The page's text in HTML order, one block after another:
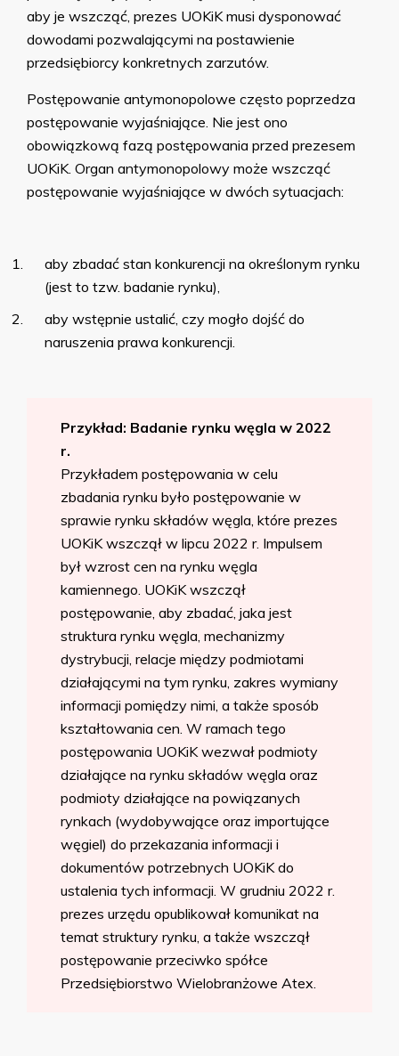
aby je wszcząć, prezes UOKiK musi dysponować
dowodami pozwalającymi na postawienie
przedsiębiorcy konkretnych zarzutów.
Postępowanie antymonopolowe często poprzedza
postępowanie wyjaśniające. Nie jest ono
obowiązkową fazą postępowania przed prezesem
UOKiK. Organ antymonopolowy może wszcząć
postępowanie wyjaśniające w dwóch sytuacjach:
aby zbadać stan konkurencji na określonym rynku
(jest to tzw. badanie rynku),
aby wstępnie ustalić, czy mogło dojść do
naruszenia prawa konkurencji.
Przykład: Badanie rynku węgla w 2022
r.
Przykładem postępowania w celu
zbadania rynku było postępowanie w
sprawie rynku składów węgla, które prezes
UOKiK wszczął w lipcu 2022 r. Impulsem
był wzrost cen na rynku węgla
kamiennego. UOKiK wszczął
postępowanie, aby zbadać, jaka jest
struktura rynku węgla, mechanizmy
dystrybucji, relacje między podmiotami
działającymi na tym rynku, zakres wymiany
informacji pomiędzy nimi, a także sposób
kształtowania cen. W ramach tego
postępowania UOKiK wezwał podmioty
działające na rynku składów węgla oraz
podmioty działające na powiązanych
rynkach (wydobywające oraz importujące
węgiel) do przekazania informacji i
dokumentów potrzebnych UOKiK do
ustalenia tych informacji. W grudniu 2022 r.
prezes urzędu opublikował komunikat na
temat struktury rynku, a także wszczął
postępowanie przeciwko spółce
Przedsiębiorstwo Wielobranżowe Atex.